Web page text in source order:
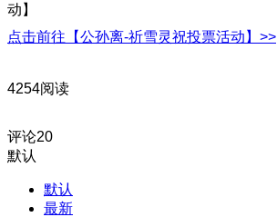
动】
点击前往【公孙离-祈雪灵祝投票活动】>>
4254阅读
评论20
默认
默认
最新